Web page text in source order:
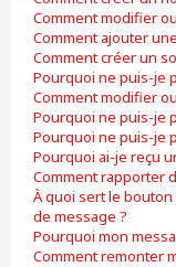
Comment modifier
Comment ajouter
Comment créer un
Pourquoi ne puis-je
Comment modifier
Pourquoi ne puis-je
Pourquoi ne puis-je
Pourquoi ai-je reçu
Comment rapporter
À quoi sert le
de message ?
Pourquoi mon
Comment remonter